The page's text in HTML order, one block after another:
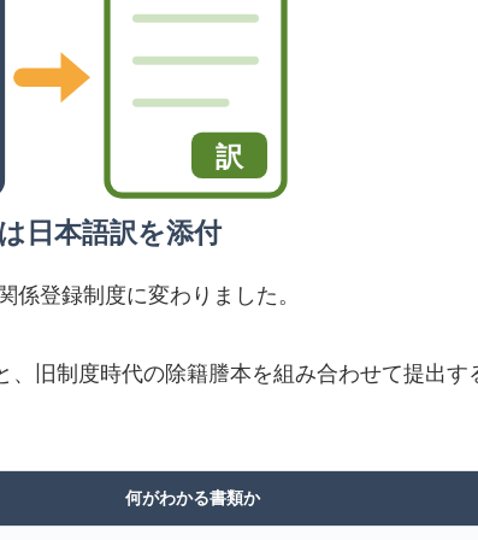
訳
日本語訳を添付
係登録制度に変わりました。
旧制度時代の除籍謄本を組み合わせて提出す
何がわかる書類か